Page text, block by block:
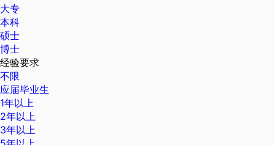
大专
本科
硕士
博士
经验要求
不限
应届毕业生
1年以上
2年以上
3年以上